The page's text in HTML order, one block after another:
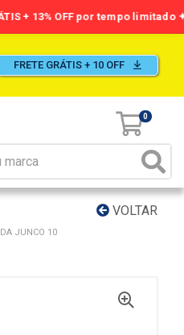
FRETE GRÁTIS + 10 OFF
0
VOLTAR
JUNCO 10